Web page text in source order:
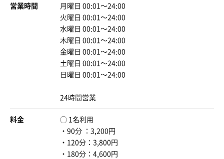
営業時間
月曜日 00:01〜24:00
火曜日 00:01〜24:00
水曜日 00:01〜24:00
木曜日 00:01〜24:00
金曜日 00:01〜24:00
土曜日 00:01〜24:00
日曜日 00:01〜24:00
24時間営業
料金
◯ 1名利用
・90分 ：3,200円
・120分：3,800円
・180分：4,600円